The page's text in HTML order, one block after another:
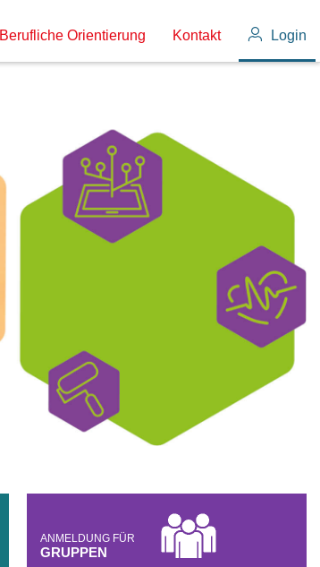
Berufliche Orientierung Kontakt Login
ANMELDUNG FÜR
GRUPPEN